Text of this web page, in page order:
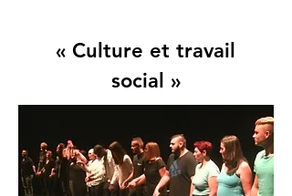
« Culture et travail
social »